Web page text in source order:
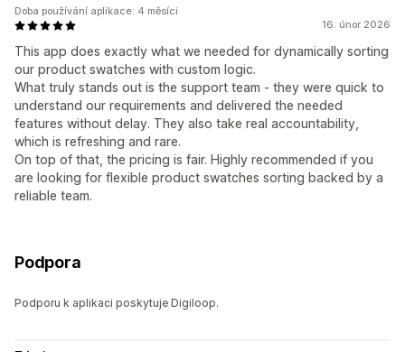
16. únor 2026
This app does exactly what we needed for dynamically sorting
our product swatches with custom logic.
What truly stands out is the support team - they were quick to
understand our requirements and delivered the needed
features without delay. They also take real accountability,
which is refreshing and rare.
On top of that, the pricing is fair. Highly recommended if you
are looking for flexible product swatches sorting backed by a
reliable team.
Doba používání aplikace: 4 měsíci
Podpora
Podporu k aplikaci poskytuje Digiloop.